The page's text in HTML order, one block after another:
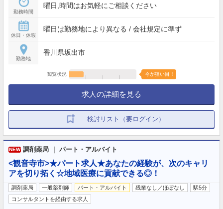
勤務時間
曜日,時間はお気軽にご相談ください
休日・休暇
曜日は勤務地により異なる / 会社規定に準ず
勤務地
香川県坂出市
閲覧状況 今が狙い目！
求人の詳細を見る
検討リスト（要ログイン）
NEW 調剤薬局 ｜ パート・アルバイト
<観音寺市>★パート求人★あなたの経験が、次のキャリ
アを切り拓く☆地域医療に貢献できる◎！
調剤薬局 一般薬剤師 パート・アルバイト 残業なし／ほぼなし
駅5分
コンサルタントを経由する求人